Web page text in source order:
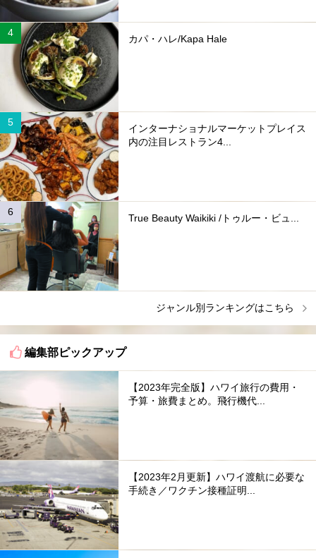
カパ・ハレ/Kapa Hale
インターナショナルマーケットプレイス
内の注目レストラン4...
True Beauty Waikiki /トゥルー・ビュ...
ジャンル別ランキングはこちら
編集部ピックアップ
【2023年完全版】ハワイ旅行の費用・
予算・旅費まとめ。飛行機代...
【2023年2月更新】ハワイ渡航に必要な
手続き／ワクチン接種証明...